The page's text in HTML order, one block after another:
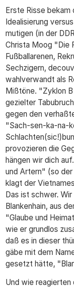
Erste Risse
Idealisierung
mutigen (in der
Christa Moog "Die
Fußballarenen,
Sechzigern,
wahlverwandt als
Mißtöne. "Zyklon
gezielter
gegen den
"Sach-sen-ka-na-
provozieren die
hängen wir dich
und Artern" (so
klagt der
Das ist schwer.
Blankenhain, aus
"Glaube und
wie er grundlos
daß es in dieser
gäbe mit dem
gesetzt hätte,
Und wie